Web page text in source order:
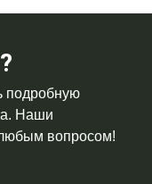
подробную
Наши
вопросом!